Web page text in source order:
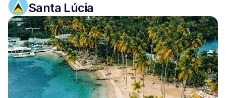
Santa Lúcia